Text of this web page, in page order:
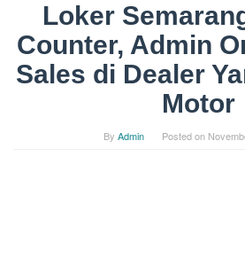
Loker
Counter, Admin
Sales di Dealer
Motor
By Admin Posted on